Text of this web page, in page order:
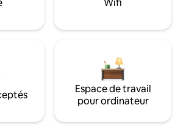
Wifi
Espace de travail
pour ordinateur